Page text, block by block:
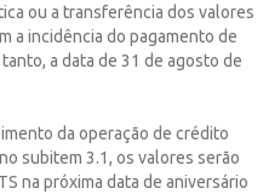
ou a transferência dos valores
a incidência do pagamento de
a data de 31 de agosto de
da operação de crédito
subitem 3.1, os valores serão
na próxima data de aniversário